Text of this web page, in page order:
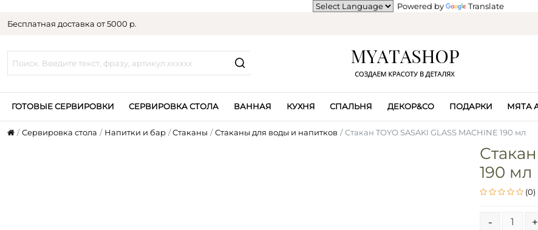
Powered by
Translate
Бесплатная доставка от 5000 р.
ГОТОВЫЕ СЕРВИРОВКИ СЕРВИРОВКА СТОЛА ВАННАЯ КУХНЯ СПАЛЬНЯ ДЕКОР&CO ПОДАРКИ МЯТА
Сервировка стола Напитки и бар Стаканы Стаканы для воды и напитков Стакан TOYO SASAKI GLASS MACHINE 190 мл
190 мл
(0)
- +